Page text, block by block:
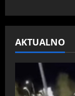
AKTUALNO